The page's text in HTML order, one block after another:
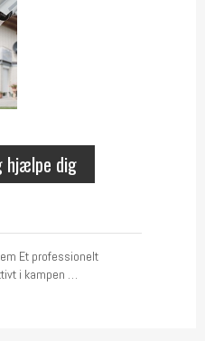
hjælpe dig
Et professionelt
i kampen …